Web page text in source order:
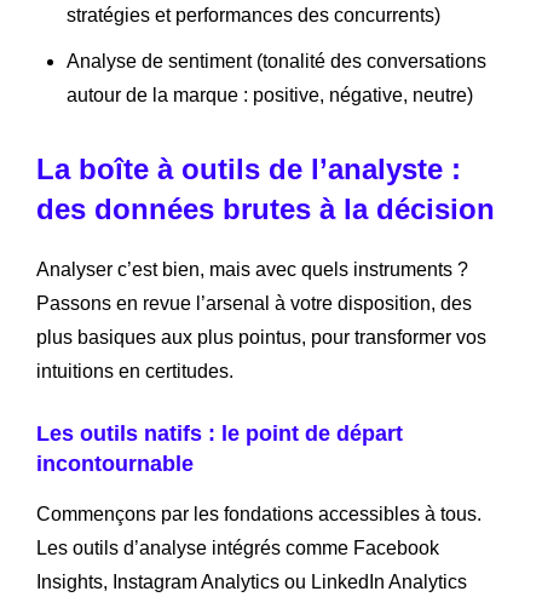
stratégies et performances des concurrents)
Analyse de sentiment (tonalité des conversations
autour de la marque : positive, négative, neutre)
La boîte à outils de l’analyste :
des données brutes à la décision
Analyser c’est bien, mais avec quels instruments ?
Passons en revue l’arsenal à votre disposition, des
plus basiques aux plus pointus, pour transformer vos
intuitions en certitudes.
Les outils natifs : le point de départ
incontournable
Commençons par les fondations accessibles à tous.
Les outils d’analyse intégrés comme Facebook
Insights, Instagram Analytics ou LinkedIn Analytics